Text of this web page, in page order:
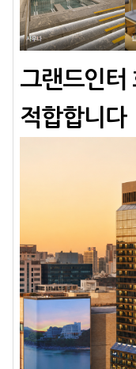
그랜드인터
적합합니다